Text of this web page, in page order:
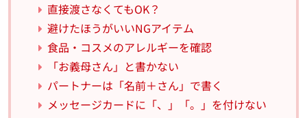
直接渡さなくてもOK？
避けたほうがいいNGアイテム
食品・コスメのアレルギーを確認
「お義母さん」と書かない
パートナーは「名前＋さん」で書く
メッセージカードに「、」「。」を付けない